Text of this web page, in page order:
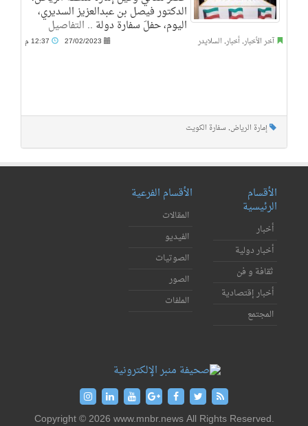
الدكتور فيصل بن عبدالعزيز السديري،
اليوم، حفلَ سفارة دولة .. التفاصيل
آخر الأخبار, أخبار, السلايدر 27/02/2023
إمارة الرياض, سفارة الكويت
الأقسام
الرئيسية
أخبار
أخبار دولية
ثقافة و فن
أخبار إقتصادية
المجتمع
الأقسام الفرعية
المقالات
الفيديو
الصوتيات
الصور
الملفات
Copyright © 2026 www.mnbr.news All Rights Reserved.